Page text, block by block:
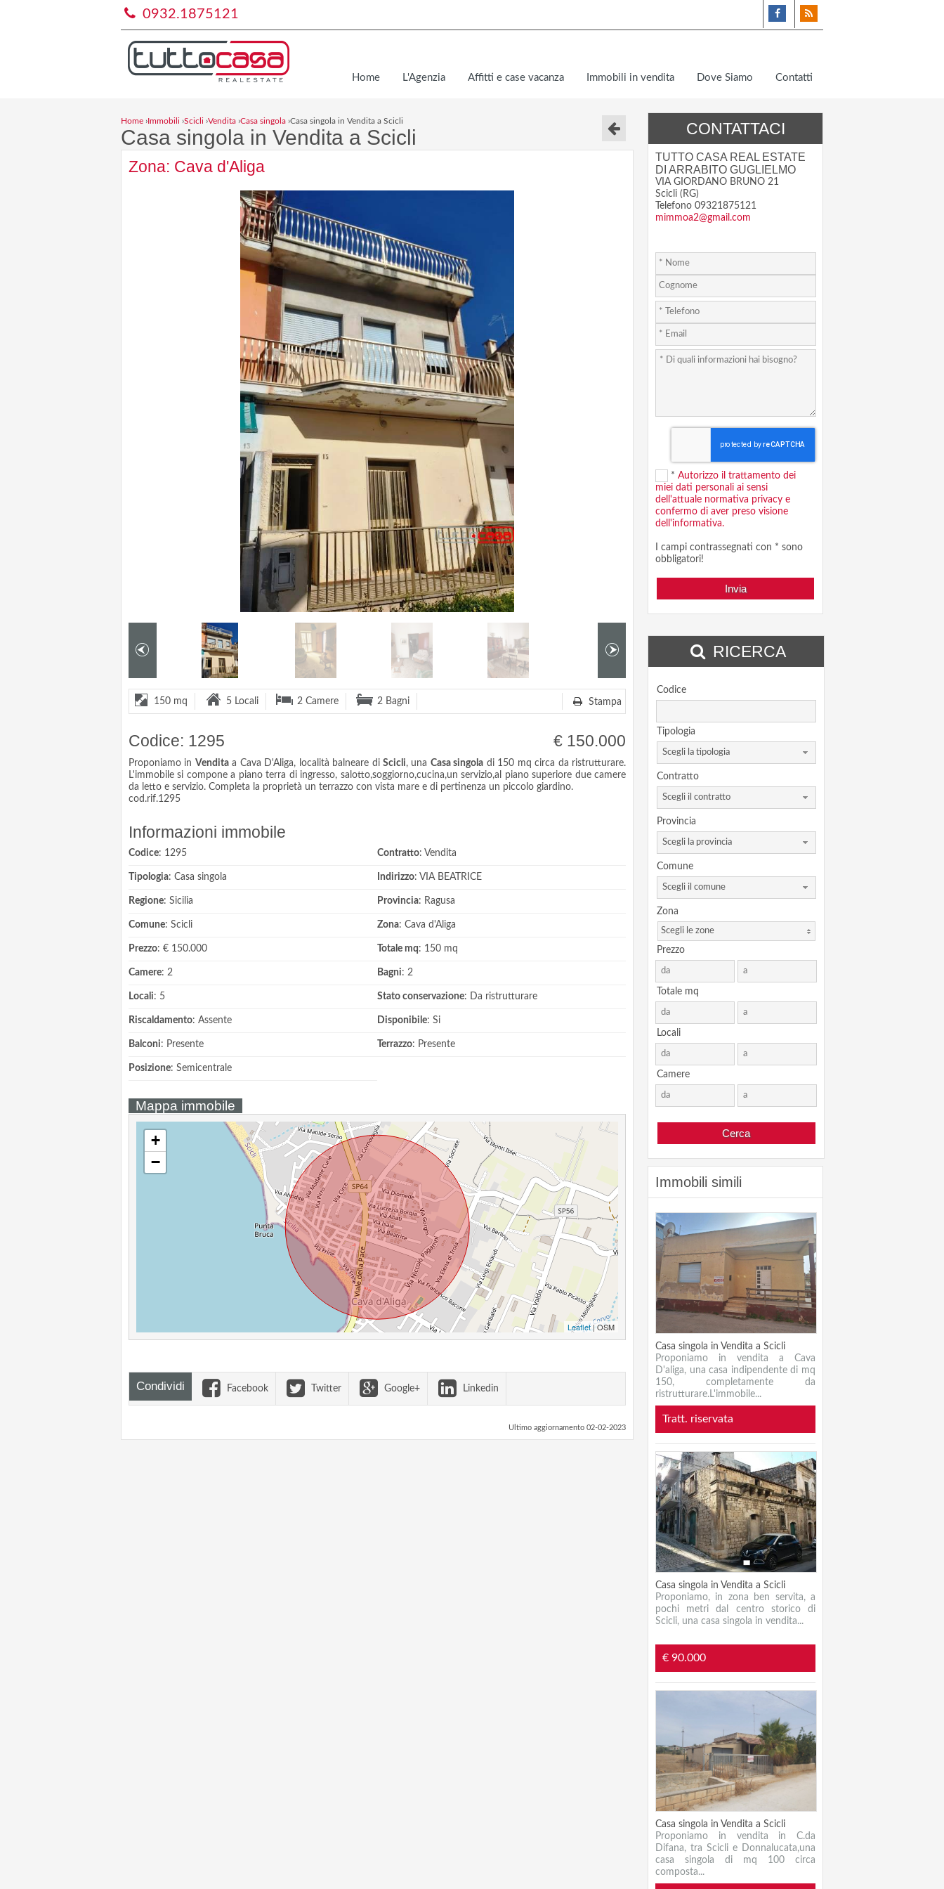
0932.1875121
Home L'Agenzia Affitti e case vacanza Immobili in vendita Dove Siamo Contatti
Home ›Immobili ›Scicli ›Vendita ›Casa singola ›Casa singola in Vendita a Scicli
Casa singola in Vendita a Scicli
Zona: Cava d'Aliga
150 mq 5 Locali 2 Camere 2 Bagni Stampa
Codice: 1295 € 150.000
Proponiamo in Venditaa Cava D'Aliga, località balneare diScicli, una Casa singola di 150 mq circa da ristrutturare.
L'immobile si compone a piano terra di ingresso, salotto,soggiorno,cucina,un servizio,al piano superiore due camere
da letto e servizio. Completa la proprietà un terrazzo con vista mare e di pertinenza un piccolo giardino.
cod.rif.1295
Informazioni immobile
Codice: 1295 Contratto: Vendita
Tipologia: Casa singola Indirizzo: VIA BEATRICE
Regione: Sicilia Provincia: Ragusa
Comune: Scicli Zona: Cava d'Aliga
Prezzo: € 150.000 Totale mq: 150 mq
Camere: 2 Bagni: 2
Locali: 5 Stato conservazione: Da ristrutturare
Riscaldamento: Assente Disponibile: Si
Balconi: Presente Terrazzo: Presente
Posizione: Semicentrale
Mappa immobile
+
−
Leaflet| OSM
Condividi Facebook Twitter Google+ Linkedin
Ultimo aggiornamento 02-02-2023
CONTATTACI
TUTTO CASA REAL ESTATE
DI ARRABITO GUGLIELMO
VIA GIORDANO BRUNO 21
Scicli (RG)
Telefono 09321875121
mimmoa2@gmail.com
* Autorizzo il trattamento dei
miei dati personali ai sensi
dell'attuale normativa privacy e
confermo di aver preso visione
dell'informativa.
I campi contrassegnati con * sono
obbligatori!
RICERCA
Codice
Tipologia
Scegli la tipologia
Contratto
Scegli il contratto
Provincia
Scegli la provincia
Comune
Scegli il comune
Zona
Scegli le zone
Prezzo
Totale mq
Locali
Camere
Immobili simili
Casa singola in Vendita a Scicli
Proponiamo in vendita a Cava
D'aliga, una casa indipendente di mq
150, completamente da
ristrutturare.L'immobile...
Tratt. riservata
Casa singola in Vendita a Scicli
Proponiamo, in zona ben servita, a
pochi metri dal centro storico di
Scicli, una casa singola in vendita...
€ 90.000
Casa singola in Vendita a Scicli
Proponiamo in vendita in C.da
Difana, tra Scicli e Donnalucata,una
casa singola di mq 100 circa
composta...